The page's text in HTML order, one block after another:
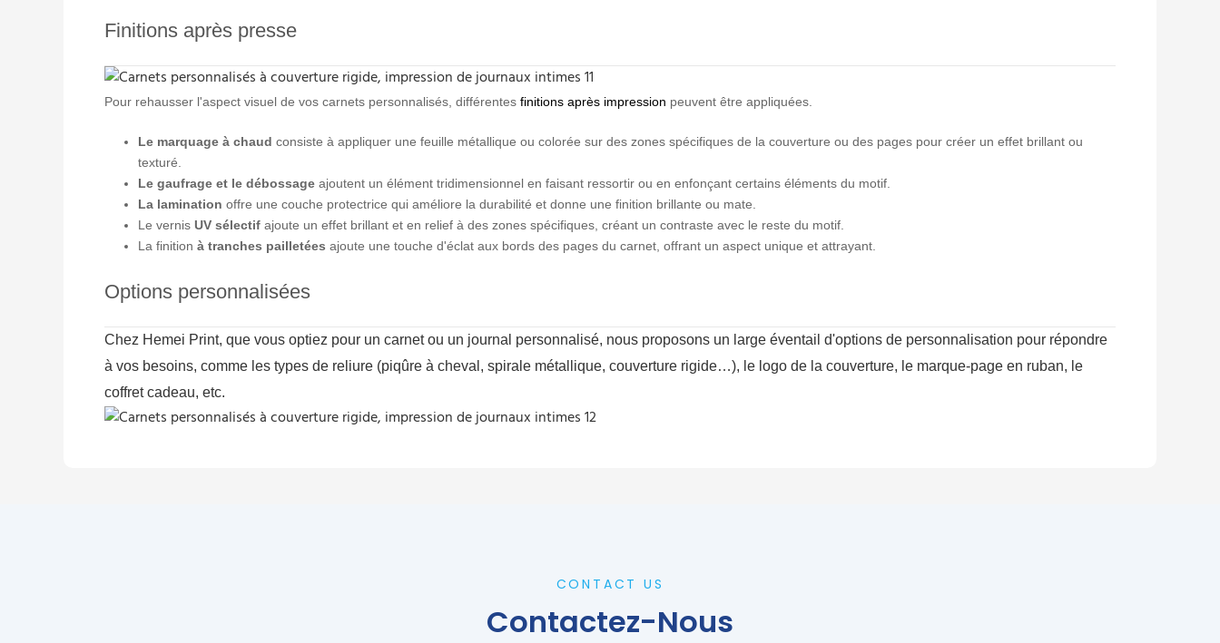
Finitions après presse
Pour rehausser l'aspect visuel de vos carnets personnalisés, différentes finitions après impression peuvent être appliquées.
Le marquage à chaud consiste à appliquer une feuille métallique ou colorée sur des zones spécifiques de la couverture ou des pages pour créer un effet brillant ou
texturé.
Le gaufrage et le débossageajoutent un élément tridimensionnel en faisant ressortir ou en enfonçant certains éléments du motif.
La lamination offre une couche protectrice qui améliore la durabilité et donne une finition brillante ou mate.
Le vernis UV sélectifajoute un effet brillant et en relief à des zones spécifiques, créant un contraste avec le reste du motif.
La finition à tranches pailletées ajoute une touche d'éclat aux bords des pages du carnet, offrant un aspect unique et attrayant.
Options personnalisées
Chez Hemei Print, que vous optiez pour un carnet ou un journal personnalisé, nous proposons un large éventail d'options de personnalisation pour répondre
à vos besoins, comme les types de reliure (piqûre à cheval, spirale métallique, couverture rigide…), le logo de la couverture, le marque-page en ruban, le
coffret cadeau, etc.
CONTACT US
Contactez-Nous